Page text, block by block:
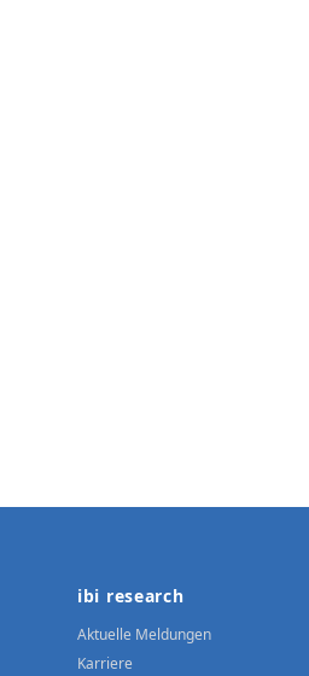
ibi research
Aktuelle Meldungen
Karriere